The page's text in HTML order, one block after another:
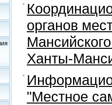
органов
Ханты-
"Местное